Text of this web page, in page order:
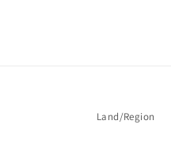
Land/Region